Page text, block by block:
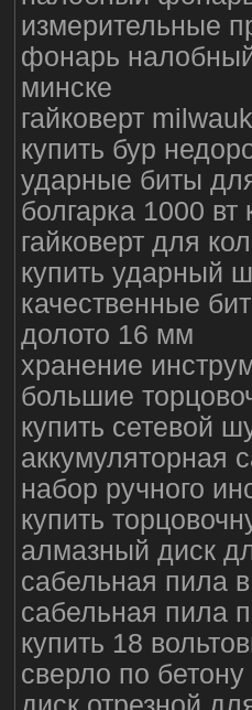
измерительные
фонарь
минске
гайковерт
купить бур
ударные биты
болгарка 1000 вт
гайковерт для
купить ударный
качественные
долото 16 мм
хранение
большие
купить сетевой
аккумуляторная
набор ручного
купить
алмазный диск
сабельная пила
сабельная пила
купить 18
сверло по